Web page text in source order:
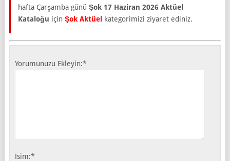
hafta Çarşamba günü Şok 17 Haziran 2026 Aktüel
Kataloğu için Şok Aktüelkategorimizi ziyaret ediniz.
Yorumunuzu Ekleyin:*
İsim:*